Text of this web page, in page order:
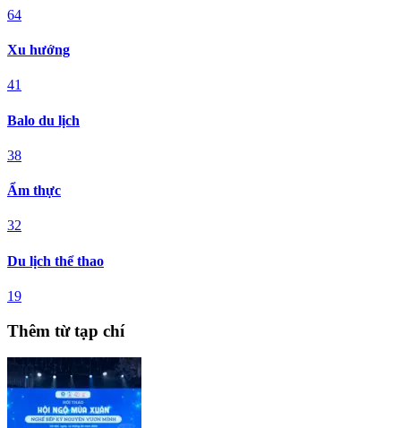
64
Xu hướng
41
Balo du lịch
38
Ẩm thực
32
Du lịch thể thao
19
Thêm từ tạp chí